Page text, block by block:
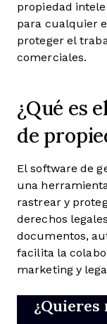
propiedad
para cualquier
proteger el
comerciales.
¿Qué es
de
El software de
una
rastrear y
derechos
documentos,
facilita la
marketing y
¿Quieres